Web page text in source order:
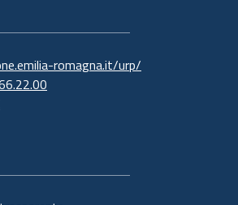
romagna.it/urp/